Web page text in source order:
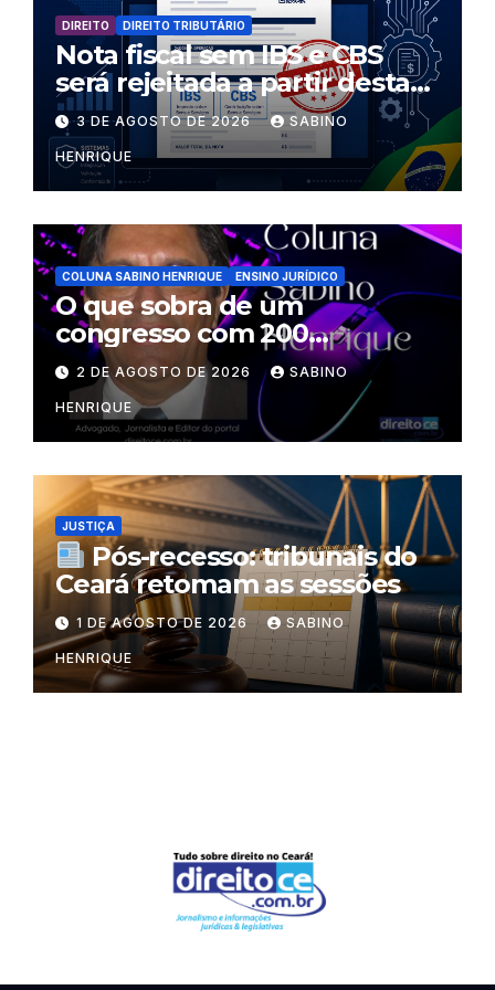
DIREITO DIREITO TRIBUTÁRIO
Nota fiscal sem IBS e CBS
será rejeitada a partir desta
segunda-feira
3 DE AGOSTO DE 2026 SABINO
HENRIQUE
COLUNA SABINO HENRIQUE ENSINO JURÍDICO
O que sobra de um
congresso com 200
palestrantes?
2 DE AGOSTO DE 2026 SABINO
HENRIQUE
JUSTIÇA
Pós-recesso: tribunais do
Ceará retomam as sessões
1 DE AGOSTO DE 2026 SABINO
HENRIQUE